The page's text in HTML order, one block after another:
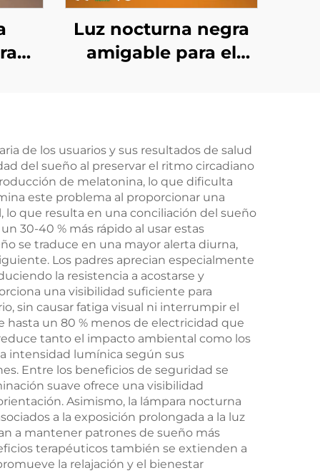
de
Luz nocturna negra
amigable para el
batería recargable de
1800 mAh
de los usuarios y sus resultados de salud
del sueño al preservar el ritmo circadiano
de melatonina, lo que dificulta
este problema al proporcionar una
que resulta en una conciliación del sueño
30-40 % más rápido al usar estas
se traduce en una mayor alerta diurna,
Los padres aprecian especialmente
la resistencia a acostarse y
una visibilidad suficiente para
sin causar fatiga visual ni interrumpir el
hasta un 80 % menos de electricidad que
tanto el impacto ambiental como los
intensidad lumínica según sus
Entre los beneficios de seguridad se
suave ofrece una visibilidad
Asimismo, la lámpara nocturna
a la exposición prolongada a la luz
a mantener patrones de sueño más
terapéuticos también se extienden a
la relajación y el bienestar